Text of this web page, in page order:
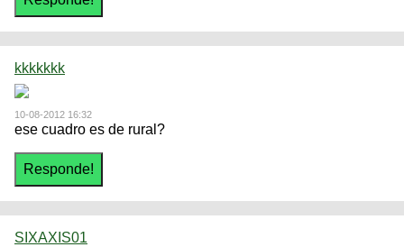
kkkkkkk
10-08-2012 16:32
ese cuadro es de rural?
SIXAXIS01